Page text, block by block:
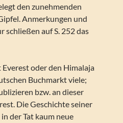
den zunehmenden
Anmerkungen und
auf S. 252 das
oder den Himalaja
Buchmarkt viele;
bzw. an dieser
Die Geschichte seiner
der Tat kaum neue